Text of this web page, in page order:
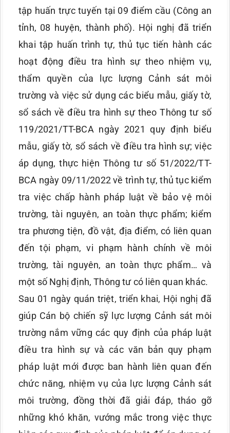
tập huấn trực tuyến tại 09 điểm cầu (Công an
tỉnh, 08 huyện, thành phố). Hội nghị đã triển
khai tập huấn trình tự, thủ tục tiến hành các
hoạt động điều tra hình sự theo nhiệm vụ,
thẩm quyền của lực lượng Cảnh sát môi
trường và việc sử dụng các biểu mẫu, giấy tờ,
sổ sách về điều tra hình sự theo Thông tư số
119/2021/TT-BCA ngày 2021 quy định biểu
mẫu, giấy tờ, sổ sách về điều tra hình sự; việc
áp dụng, thực hiện Thông tư số 51/2022/TT-
BCA ngày 09/11/2022 về trình tự, thủ tục kiểm
tra việc chấp hành pháp luật về bảo vệ môi
trường, tài nguyên, an toàn thực phẩm; kiểm
tra phương tiện, đồ vật, địa điểm, có liên quan
đến tội phạm, vi phạm hành chính về môi
trường, tài nguyên, an toàn thực phẩm… và
một số Nghị định, Thông tư có liên quan khác.
Sau 01 ngày quán triệt, triển khai, Hội nghị đã
giúp Cán bộ chiến sỹ lực lượng Cảnh sát môi
trường nắm vững các quy định của pháp luật
điều tra hình sự và các văn bản quy phạm
pháp luật mới được ban hành liên quan đến
chức năng, nhiệm vụ của lực lượng Cảnh sát
môi trường, đồng thời đã giải đáp, tháo gỡ
những khó khăn, vướng mắc trong việc thực